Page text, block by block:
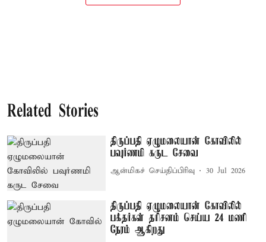
Related Stories
திருப்பதி ஏழுமலையான் கோவிலில்
பவுர்ணமி கருட சேவை
ஆன்மிகச் செய்திப்பிரிவு 30 Jul 2026
திருப்பதி ஏழுமலையான் கோவிலில்
பக்தர்கள் தரிசனம் செய்ய 24 மணி
நேரம் ஆகிறது